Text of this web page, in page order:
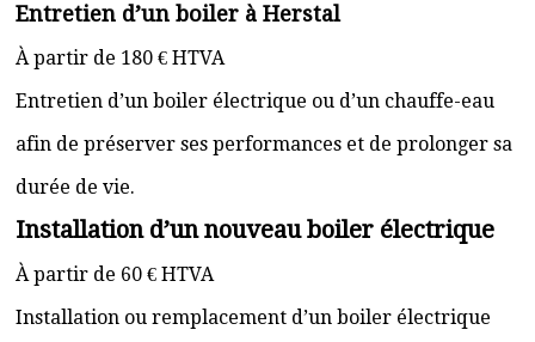
Entretien d’un boiler à Herstal
À partir de 180 € HTVA
Entretien d’un boiler électrique ou d’un chauffe-eau
afin de préserver ses performances et de prolonger sa
durée de vie.
Installation d’un nouveau boiler électrique
À partir de 60 € HTVA
Installation ou remplacement d’un boiler électrique